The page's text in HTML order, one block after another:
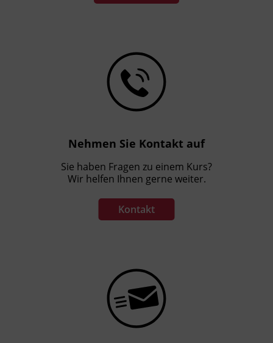
Nehmen Sie Kontakt auf
Sie haben Fragen zu einem Kurs?
Wir helfen Ihnen gerne weiter.
Kontakt